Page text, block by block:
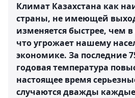
Климат Казахстана как
страны, не имеющей
изменяется быстрее, чем
что угрожает нашему
экономике. За последние
годовая температура
настоящее время
случаются дважды каждые